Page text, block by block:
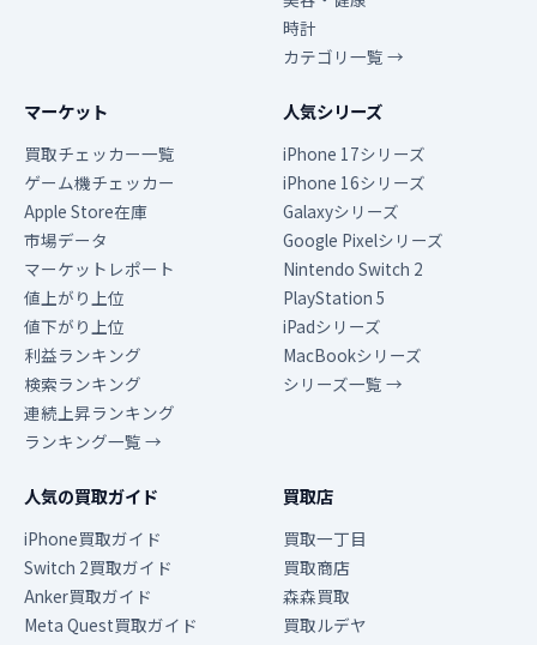
時計
カテゴリ一覧 →
マーケット
買取チェッカー一覧
ゲーム機チェッカー
Apple Store在庫
市場データ
マーケットレポート
値上がり上位
値下がり上位
利益ランキング
検索ランキング
連続上昇ランキング
ランキング一覧 →
人気シリーズ
iPhone 17シリーズ
iPhone 16シリーズ
Galaxyシリーズ
Google Pixelシリーズ
Nintendo Switch 2
PlayStation 5
iPadシリーズ
MacBookシリーズ
シリーズ一覧 →
人気の買取ガイド
iPhone買取ガイド
Switch 2買取ガイド
Anker買取ガイド
Meta Quest買取ガイド
買取店
買取一丁目
買取商店
森森買取
買取ルデヤ